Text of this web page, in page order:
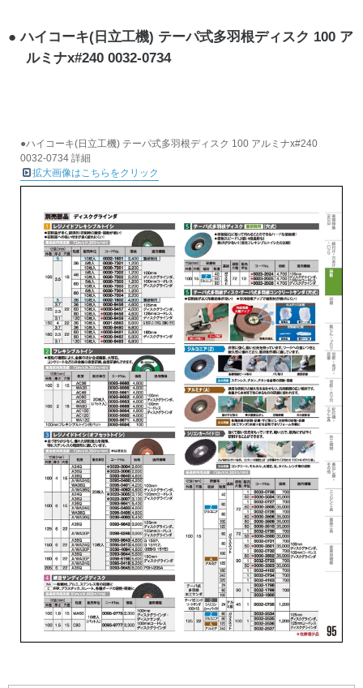
ハイコーキ(日立工機) テーパ式多羽根ディスク 100 ア
ルミナx#240 0032-0734
●ハイコーキ(日立工機) テーパ式多羽根ディスク 100 アルミナx#240
0032-0734 詳細
拡大画像はこちらをクリック